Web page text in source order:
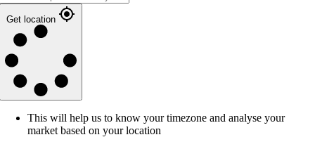
Get location
This will help us to know your timezone and analyse your
market based on your location